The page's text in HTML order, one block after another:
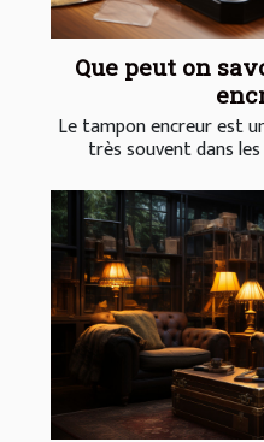
Que peut on
Le tampon encreur est
très souvent dans